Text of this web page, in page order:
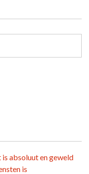
absoluut en geweld
is